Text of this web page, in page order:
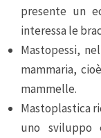
presente un
interessa le
Mastopessi,
mammaria,
mammelle.
Mastoplastica
uno sviluppo